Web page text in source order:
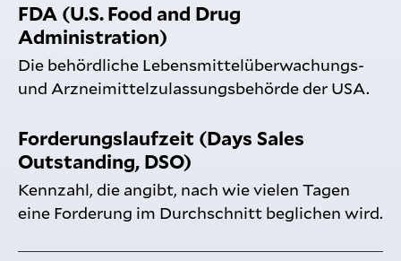
FDA (U.S. Food and Drug
Administration)
Die behördliche Lebensmittelüberwachungs-
und Arzneimittelzulassungsbehörde der USA.
Forderungslaufzeit (Days Sales
Outstanding, DSO)
Kennzahl, die angibt, nach wie vielen Tagen
eine Forderung im Durchschnitt beglichen wird.